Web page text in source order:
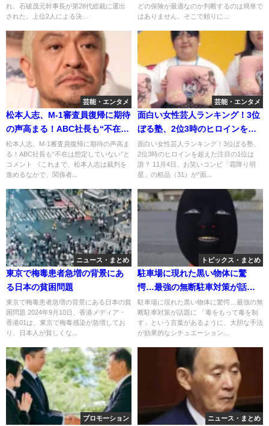
れ、石破茂元幹事長が第28代総裁に選出
された。上位2人による決...
どの保険が最適なのか判断するのは簡単で
はありません。そこで頼りに...
芸能・エンタメ
松本人志、M-1審査員復帰に期待
の声高まる！ABC社長も“不在は
想定していない”とコメント
松本人志、M-1審査員復帰に期待の声高ま
る！ABC社長も“不在は想定していない”と
コメント 《これまで、松本人志は裁判を
進めるなかで、関係者...
芸能・エンタメ
面白い女性芸人ランキング！3位
ぼる塾、2位3時のヒロインを超
えた注目の1位は誰？
面白い女性芸人ランキング！3位ぼる塾、
2位3時のヒロインを超えた注目の1位は
誰？ 11月4日、お笑いコンビ「霜降り明
星」の粗品（31）が“面...
ニュース・まとめ
東京で梅毒患者急増の背景にあ
る日本の貧困問題
東京で梅毒患者急増の背景にある日本の貧
困問題 2024年9月10日、香港メディア・
香港01は、東京で梅毒感染が急増してお
り、日本人が貧しくな...
トピックス・まとめ
駐車場に現れた黒い物体に驚
愕…最強の無断駐車対策が話題
に
駐車場に現れた黒い物体に驚愕…最強の無
断駐車対策が話題に 「毒をもって毒を制
す」という言葉があるように、大胆な手法
が効果的なシチュエーション...
プロモーション ニュース・まとめ